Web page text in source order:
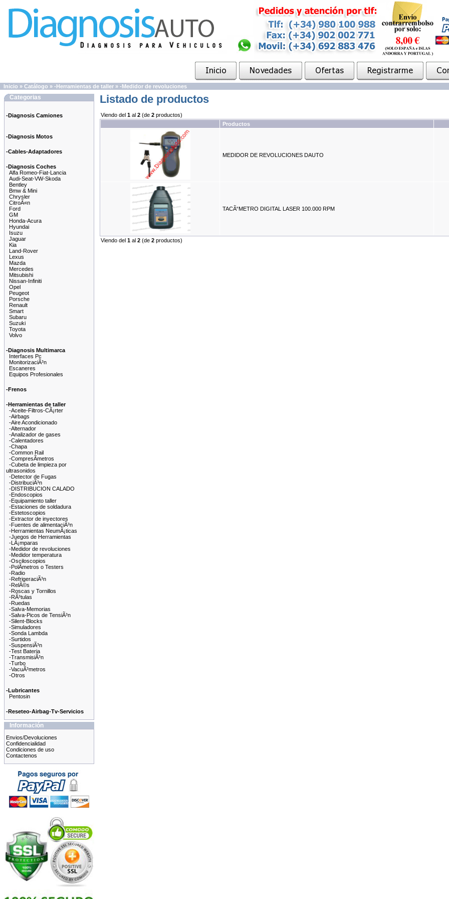
Inicio » Catálogo » -Herramientas de taller » -Medidor de revoluciones
Categorias
-Diagnosis Camiones
-Diagnosis Motos
-Cables-Adaptadores
-Diagnosis Coches
Alfa Romeo-Fiat-Lancia
Audi-Seat-VW-Skoda
Bentley
Bmw & Mini
Chrysler
CitroÃ«n
Ford
GM
Honda-Acura
Hyundai
Isuzu
Jaguar
Kia
Land-Rover
Lexus
Mazda
Mercedes
Mitsubishi
Nissan-Infiniti
Opel
Peugeot
Porsche
Renault
Smart
Subaru
Suzuki
Toyota
Volvo
-Diagnosis Multimarca
Interfaces Pc
MonitorizaciÃ³n
Escaneres
Equipos Profesionales
-Frenos
-Herramientas de taller
-Aceite-Filtros-CÃ¡rter
-Airbags
-Aire Acondicionado
-Alternador
-Analizador de gases
-Calentadores
-Chapa
-Common Rail
-CompresÃ­metros
-Cubeta de limpieza por
ultrasonidos
-Detector de Fugas
-DistribuciÃ³n
-DISTRIBUCION CALADO
-Endoscopios
-Equipamiento taller
-Estaciones de soldadura
-Estetoscopios
-Extractor de inyectores
-Fuentes de alimentaciÃ³n
-Herramientas NeumÃ¡ticas
-Juegos de Herramientas
-LÃ¡mparas
-Medidor de revoluciones
-Medidor temperatura
-Osciloscopios
-PolÃ­metros o Testers
-Radio
-RefrigeraciÃ³n
-RelÃ©s
-Roscas y Tornillos
-RÃ³tulas
-Ruedas
-Salva-Memorias
-Salva-Picos de TensiÃ³n
-Silent-Blocks
-Simuladores
-Sonda Lambda
-Surtidos
-SuspensiÃ³n
-Test Bateria
-TransmisiÃ³n
-Turbo
-VacuÃ³metros
-Otros
-Lubricantes
Pentosin
-Reseteo-Airbag-Tv-Servicios
Información
Envios/Devoluciones
Confidencialidad
Condiciones de uso
Contactenos
Listado de productos
Viendo del 1 al 2 (de 2 productos)
Productos
MEDIDOR DE REVOLUCIONES DAUTO
TACÃ“METRO DIGITAL LASER 100.000 RPM
Viendo del 1 al 2 (de 2 productos)